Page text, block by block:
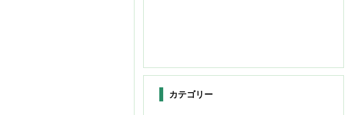
カテゴリー